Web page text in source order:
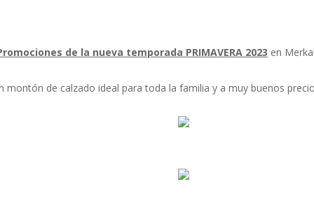
de la nueva temporada PRIMAVERA 2023 en
montón de calzado ideal para toda la familia y a muy buenos